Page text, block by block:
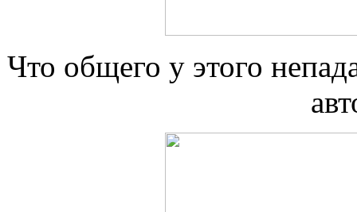
Что общего у этого